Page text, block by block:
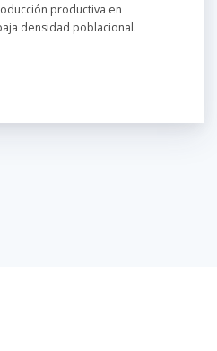
productiva en
densidad poblacional.